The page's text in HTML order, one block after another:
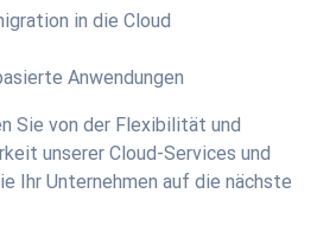
in die Cloud
Anwendungen
Sie von der Flexibilität und
unserer Cloud-Services und
Ihr Unternehmen auf die nächste